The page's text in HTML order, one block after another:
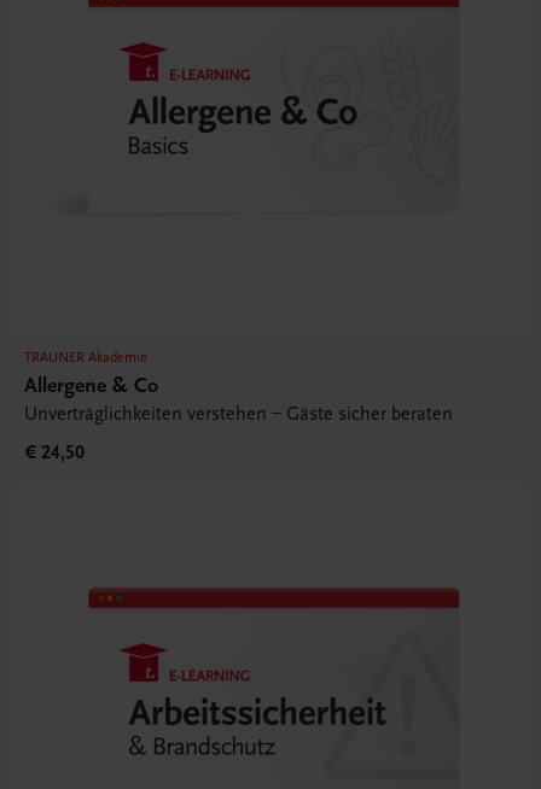
TRAUNER Akademie
Allergene & Co
Unverträglichkeiten verstehen – Gäste sicher beraten
€ 24,50